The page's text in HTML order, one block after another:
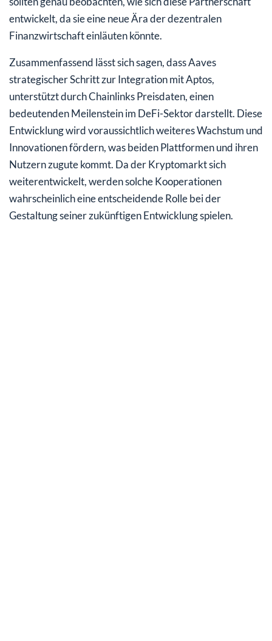
entwickelt, da sie eine neue Ära der dezentralen
Finanzwirtschaft einläuten könnte.
Zusammenfassend lässt sich sagen, dass Aaves
strategischer Schritt zur Integration mit Aptos,
unterstützt durch Chainlinks Preisdaten, einen
bedeutenden Meilenstein im DeFi-Sektor darstellt. Diese
Entwicklung wird voraussichtlich weiteres Wachstum und
Innovationen fördern, was beiden Plattformen und ihren
Nutzern zugute kommt. Da der Kryptomarkt sich
weiterentwickelt, werden solche Kooperationen
wahrscheinlich eine entscheidende Rolle bei der
Gestaltung seiner zukünftigen Entwicklung spielen.